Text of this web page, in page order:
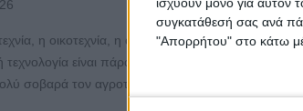
συγκατάθεσή σας ανά
"Απορρήτου" στο κάτω
η οικοτεχνία, η αγγειοπλαστική και η
τεχνολογία είναι πάρα πολύ μακριά από την
σοβαρά τον αγροτικό κόσμο.